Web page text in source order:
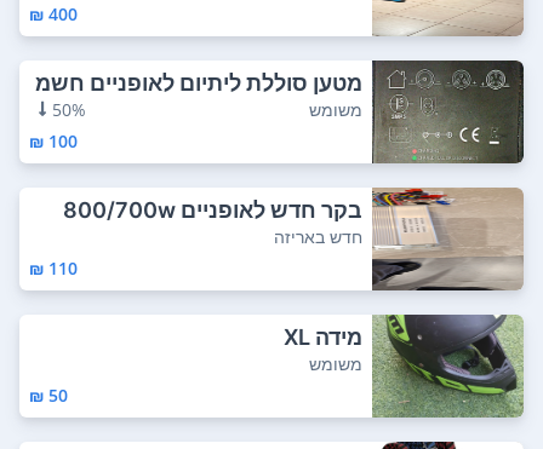
400 ₪
מטען סוללת ליתיום לאופניים חשמ
ליים 2.0A ...
משומש
50%
100 ₪
בקר חדש לאופניים 800/700w
חדש באריזה
110 ₪
מידה XL
משומש
50 ₪